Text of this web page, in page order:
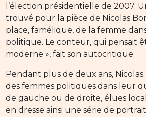
l’élection présidentielle de 2007.
trouvé pour la pièce de Nicolas
place, famélique, de la femme
politique. Le conteur, qui pensait
moderne », fait son autocritique.
Pendant plus de deux ans, Nicolas
des femmes politiques dans leur
de gauche ou de droite, élues
en dresse ainsi une série de